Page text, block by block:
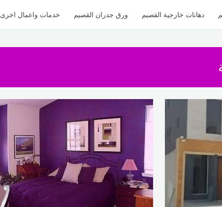
دهانات خارجية القصيم ورق جدران القصيم خدمات واعمال اخرى